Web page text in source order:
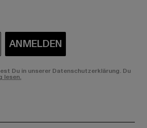
ANMELDEN
Du in unserer Datenschutzerklärung. Du
lesen.